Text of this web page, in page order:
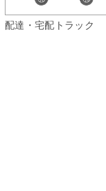
配達・宅配トラック